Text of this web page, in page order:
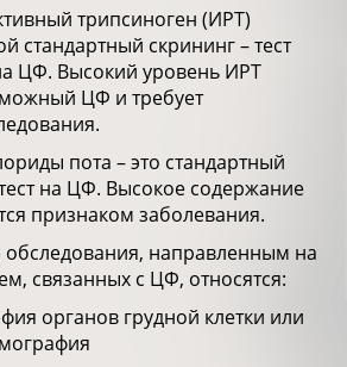
трипсиноген (ИРТ)
стандартный скрининг – тест
ЦФ. Высокий уровень ИРТ
ЦФ и требует
пота – это стандартный
на ЦФ. Высокое содержание
признаком заболевания.
направленным на
связанных с ЦФ, относятся:
органов грудной клетки или